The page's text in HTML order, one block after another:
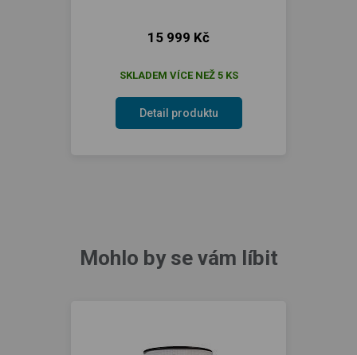
15 999 Kč
SKLADEM VÍCE NEŽ 5 KS
Detail produktu
Mohlo by se vám líbit